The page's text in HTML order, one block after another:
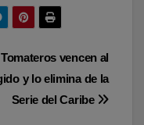
Tomateros vencen al
y lo elimina de la
Serie del Caribe